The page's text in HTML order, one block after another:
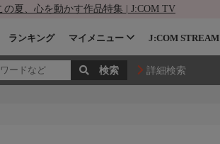
の夏、心を動かす作品特集 | J:COM TV
ランキング マイメニュー J:COM STREAM
詳細検索